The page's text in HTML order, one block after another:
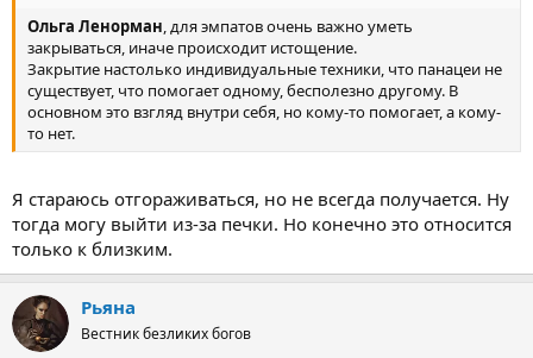
Ольга Ленорман, для эмпатов очень важно уметь
закрываться, иначе происходит истощение.
Закрытие настолько индивидуальные техники, что панацеи не
существует, что помогает одному, бесполезно другому. В
основном это взгляд внутри себя, но кому-то помогает, а кому-
то нет.
Я стараюсь отгораживаться, но не всегда получается. Ну
тогда могу выйти из-за печки. Но конечно это относится
только к близким.
Рьяна
Вестник безликих богов